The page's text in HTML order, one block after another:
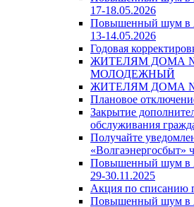
17-18.05.2026
Повышенный шум в
13-14.05.2026
Годовая
ЖИТЕЛЯМ ДОМА №
МОЛОДЕЖНЫЙ
ЖИТЕЛЯМ ДОМА
Плановое
Закрытие
обслуживания
Получайте
«Волгаэнергосбыт»
Повышенный шум в
29-30.11.2025
Акция по списанию
Повышенный шум в